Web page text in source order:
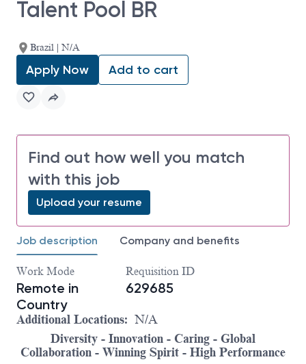
Talent Pool BR
Brazil | N/A
Apply Now Add to cart
Find out how well you match
with this job
Upload your resume
Job description Company and benefits
Work Mode
Remote in
Country
Requisition ID
629685
Additional Locations: N/A
Diversity - Innovation - Caring - Global
Collaboration - Winning Spirit - High Performance